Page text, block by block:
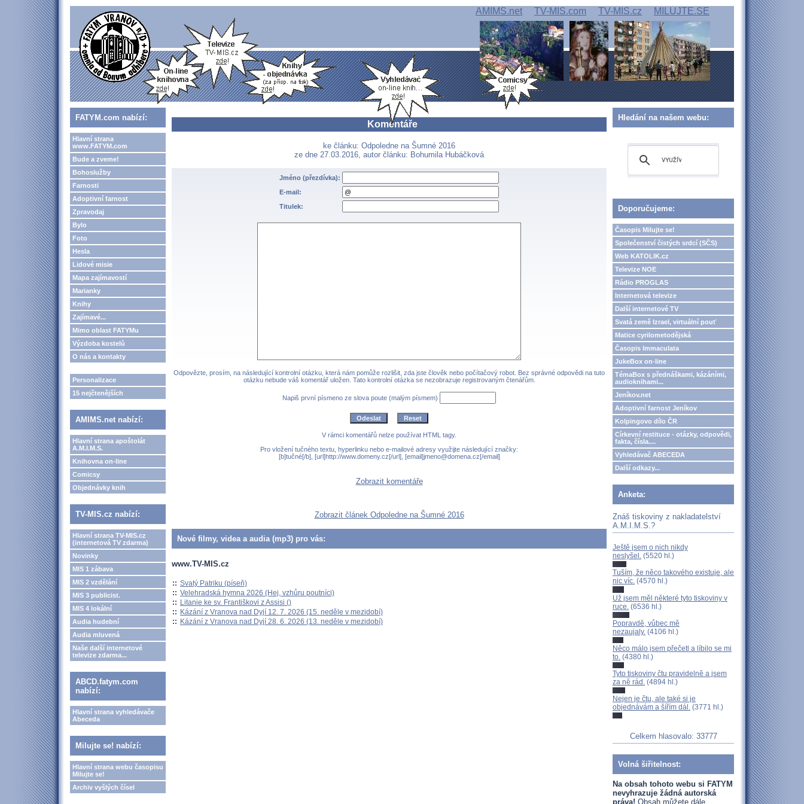
AMIMS.net TV-MIS.com TV-MIS.cz MILUJTE.SE
FATYM.com nabízí:
Hlavní strana
www.FATYM.com
Bude a zveme!
Bohoslužby
Farnosti
Adoptivní farnost
Zpravodaj
Bylo
Foto
Hesla
Lidové misie
Mapa zajímavostí
Marianky
Knihy
Zajímavé...
Mimo oblast FATYMu
Výzdoba kostelů
O nás a kontakty
Personalizace
15 nejčtenějších
AMIMS.net nabízí:
Hlavní strana apoštolát
A.M.I.M.S.
Knihovna on-line
Comicsy
Objednávky knih
TV-MIS.cz nabízí:
Hlavní strana TV-MIS.cz
(internetová TV zdarma)
Novinky
MIS 1 zábava
MIS 2 vzdělání
MIS 3 publicist.
MIS 4 lokální
Audia hudební
Audia mluvená
Naše další internetové
televize zdarma...
ABCD.fatym.com
nabízí:
Hlavní strana vyhledávače
Abeceda
Milujte se! nabízí:
Hlavní strana webu časopisu
Milujte se!
Archiv vyšlých čísel
Komentáře
ke článku: Odpoledne na Šumné 2016
ze dne 27.03.2016, autor článku: Bohumila Hubáčková
Jméno (přezdívka):
E-mail:
Titulek:
Odpovězte, prosím, na následující kontrolní otázku, která nám pomůže rozlišit, zda jste člověk nebo počítačový robot. Bez správné odpovědi na tuto
otázku nebude váš komentář uložen. Tato kontrolní otázka se nezobrazuje registrovaným čtenářům.
Napiš první písmeno ze slova poute (malým písmem)
V rámci komentářů nelze používat HTML tagy.
Pro vložení tučného textu, hyperlinku nebo e-mailové adresy využijte následující značky:
[b]tučné[/b], [url]http://www.domeny.cz[/url], [email]jmeno@domena.cz[/email]
Zobrazit komentáře
Zobrazit článek Odpoledne na Šumné 2016
Nové filmy, videa a audia (mp3) pro vás:
www.TV-MIS.cz
:: Svatý Patriku (píseň)
:: Velehradská hymna 2026 (Hej, vzhůru poutníci)
:: Litanie ke sv. Františkovi z Assisi ()
:: Kázání z Vranova nad Dyjí 12. 7. 2026 (15. neděle v mezidobí)
:: Kázání z Vranova nad Dyjí 28. 6. 2026 (13. neděle v mezidobí)
Hledání na našem webu:
Doporučujeme:
Časopis Milujte se!
Společenství čistých srdcí (SČS)
Web KATOLIK.cz
Televize NOE
Rádio PROGLAS
Internetová televize
Další internetové TV
Svatá země Izrael, virtuální pouť
Matice cyrilometodějská
Časopis Immaculata
JukeBox on-line
TémaBox s přednáškami, kázáními,
audioknihami...
Jeníkov.net
Adoptivní farnost Jeníkov
Kolpingovo dílo ČR
Církevní restituce - otázky, odpovědi,
fakta, čísla....
Vyhledávač ABECEDA
Další odkazy...
Anketa:
Znáš tiskoviny z nakladatelství
A.M.I.M.S.?
Ještě jsem o nich nikdy
neslyšel. (5520 hl.)
Tuším, že něco takového existuje, ale
nic víc. (4570 hl.)
Už jsem měl některé tyto tiskoviny v
ruce. (6536 hl.)
Popravdě, vůbec mě
nezaujaly. (4106 hl.)
Něco málo jsem přečetl a líbilo se mi
to. (4380 hl.)
Tyto tiskoviny čtu pravidelně a jsem
za ně rád. (4894 hl.)
Nejen je čtu, ale také si je
objednávám a šířím dál. (3771 hl.)
Celkem hlasovalo: 33777
Volná šiřitelnost:
Na obsah tohoto webu si FATYM
nevyhrazuje žádná autorská
práva! Obsah můžete dále